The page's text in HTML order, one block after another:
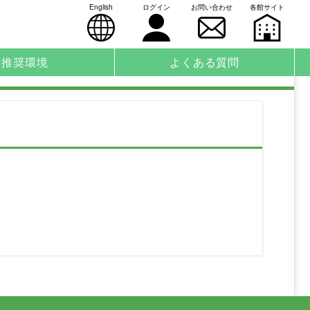
English ログイン お問い合わせ 各館サイト
推奨環境 よくある質問